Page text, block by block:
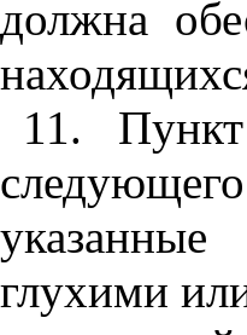
должна
11.
глухими